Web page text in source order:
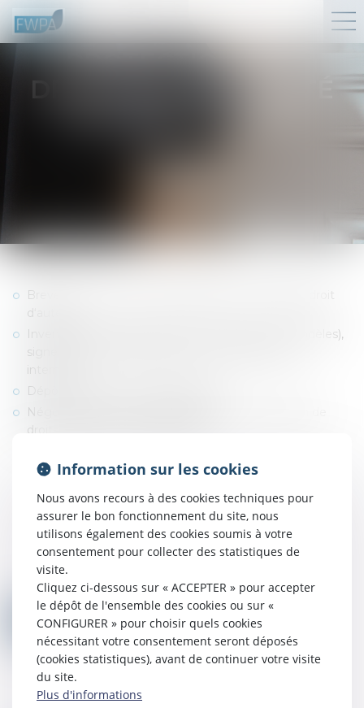
PROTECTION DES
Brevet d’invention, marques, dessins et modèles, droit
d‘auteur
Inventions, créations (droit d’auteur, dessin et modèles),
signes distinctifs (marques et noms de domaine
internet)
Dépôts, extension à l’international,
Négociation de contrats d’exploitation, de cession de
droits de propriété intellectuelle
Information sur les cookies
Nous avons recours à des cookies techniques pour
assurer le bon fonctionnement du site, nous
utilisons également des cookies soumis à votre
consentement pour collecter des statistiques de
visite.
Cliquez ci-dessous sur « ACCEPTER » pour accepter
le dépôt de l'ensemble des cookies ou sur «
CONFIGURER » pour choisir quels cookies
nécessitant votre consentement seront déposés
(cookies statistiques), avant de continuer votre visite
du site.
Plus d'informations